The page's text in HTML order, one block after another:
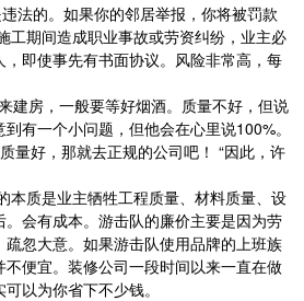
法的。如果你的邻居举报，你将被罚款
工期间造成职业事故或劳资纠纷，业主必
即使事先有书面协议。风险非常高，每
房，一般要等好烟酒。质量不好，但说
有一个小问题，但他会在心里说100%。
量好，那就去正规的公司吧！ “因此，许
质是业主牺牲工程质量、材料质量、设
会有成本。游击队的廉价主要是因为劳
忽大意。如果游击队使用品牌的上班族
便宜。装修公司一段时间以来一直在做
以为你省下不少钱。